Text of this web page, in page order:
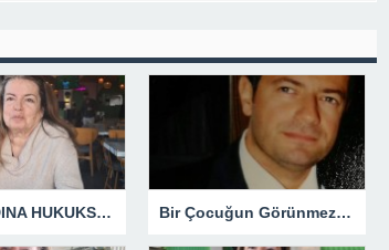
HUKUK ADINA HUKUKSUZLUK Bir Çocuğun Görünmez Yaraları – 42 “Kırık Şehirlerin Çocukları”